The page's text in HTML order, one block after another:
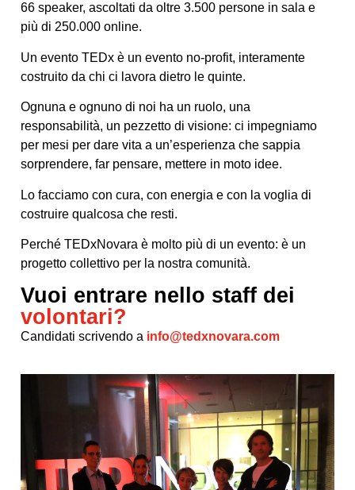
66 speaker, ascoltati da oltre 3.500 persone in sala e
più di 250.000 online.
Un evento TEDx è un evento no-profit, interamente
costruito da chi ci lavora dietro le quinte.
Ognuna e ognuno di noi ha un ruolo, una
responsabilità, un pezzetto di visione: ci impegniamo
per mesi per dare vita a un’esperienza che sappia
sorprendere, far pensare, mettere in moto idee.
Lo facciamo con cura, con energia e con la voglia di
costruire qualcosa che resti.
Perché TEDxNovara è molto più di un evento: è un
progetto collettivo per la nostra comunità.
Vuoi entrare nello staff dei
volontari?
Candidati scrivendo a info@tedxnovara.com